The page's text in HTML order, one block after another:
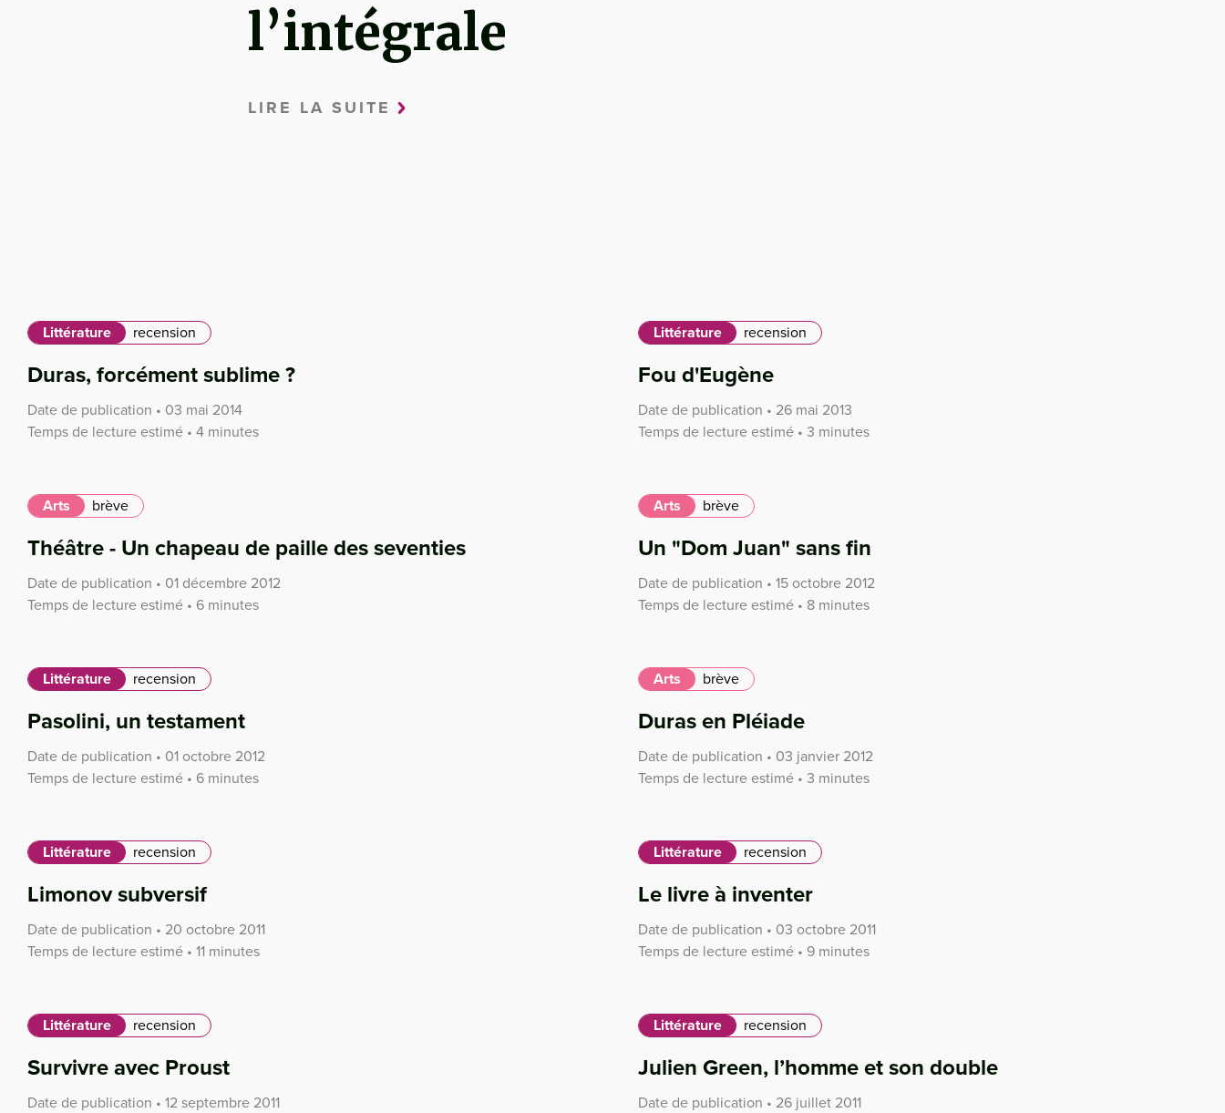
l’intégrale
LIRE LA SUITE
Littérature recension
Duras, forcément sublime ?
Date de publication • 03 mai 2014
Temps de lecture estimé • 4 minutes
Littérature recension
Fou d'Eugène
Date de publication • 26 mai 2013
Temps de lecture estimé • 3 minutes
Arts brève
Théâtre - Un chapeau de paille des seventies
Date de publication • 01 décembre 2012
Temps de lecture estimé • 6 minutes
Arts brève
Un "Dom Juan" sans fin
Date de publication • 15 octobre 2012
Temps de lecture estimé • 8 minutes
Littérature recension
Pasolini, un testament
Date de publication • 01 octobre 2012
Temps de lecture estimé • 6 minutes
Arts brève
Duras en Pléiade
Date de publication • 03 janvier 2012
Temps de lecture estimé • 3 minutes
Littérature recension
Limonov subversif
Date de publication • 20 octobre 2011
Temps de lecture estimé • 11 minutes
Littérature recension
Le livre à inventer
Date de publication • 03 octobre 2011
Temps de lecture estimé • 9 minutes
Littérature recension
Survivre avec Proust
Date de publication • 12 septembre 2011
Littérature recension
Julien Green, l’homme et son double
Date de publication • 26 juillet 2011